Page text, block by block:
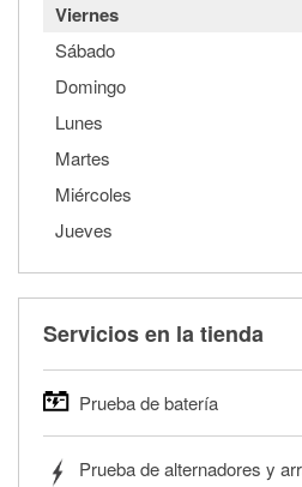
Viernes
Sábado
Domingo
Lunes
Martes
Miércoles
Jueves
Servicios en la tienda
Prueba de batería
autos, camionetas, SUVs,
Prueba de alternadores y